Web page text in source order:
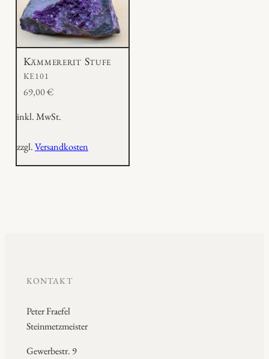
Kämmererit Stufe
KE101
69,00€
inkl. MwSt.
zzgl.Versandkosten
KONTAKT
Peter Fraefel
Steinmetzmeister
Gewerbestr. 9